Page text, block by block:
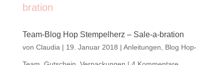
Team-Blog Hop Stempelherz – Sale-a-bration
von Claudia | 19. Januar 2018 | Anleitungen Blog Hop-